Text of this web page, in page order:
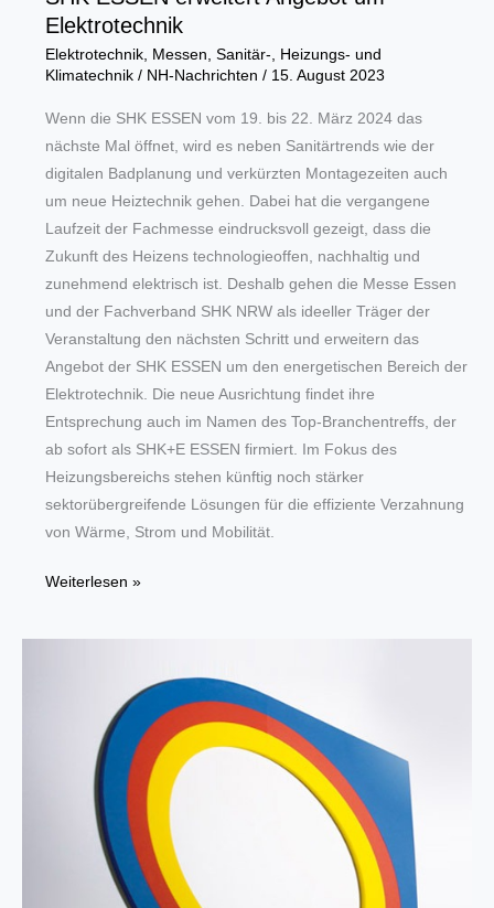
Elektrotechnik
Elektrotechnik, Messen, Sanitär-, Heizungs- und
Klimatechnik/ NH-Nachrichten / 15. August 2023
Wenn die SHK ESSEN vom 19. bis 22. März 2024 das
nächste Mal öffnet, wird es neben Sanitärtrends wie der
digitalen Badplanung und verkürzten Montagezeiten auch
um neue Heiztechnik gehen. Dabei hat die vergangene
Laufzeit der Fachmesse eindrucksvoll gezeigt, dass die
Zukunft des Heizens technologieoffen, nachhaltig und
zunehmend elektrisch ist. Deshalb gehen die Messe Essen
und der Fachverband SHK NRW als ideeller Träger der
Veranstaltung den nächsten Schritt und erweitern das
Angebot der SHK ESSEN um den energetischen Bereich der
Elektrotechnik. Die neue Ausrichtung findet ihre
Entsprechung auch im Namen des Top-Branchentreffs, der
ab sofort als SHK+E ESSEN firmiert. Im Fokus des
Heizungsbereichs stehen künftig noch stärker
sektorübergreifende Lösungen für die effiziente Verzahnung
von Wärme, Strom und Mobilität.
SHK
erweitert
Elektrotechnik
Weiterlesen »